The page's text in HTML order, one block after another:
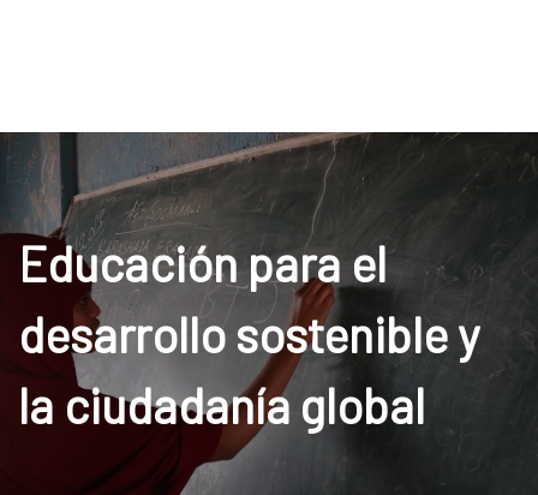
Educación para el
desarrollo sostenible y
la ciudadanía global